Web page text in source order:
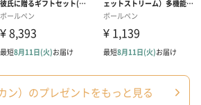
ン）のプレゼントをもっと見る